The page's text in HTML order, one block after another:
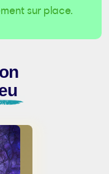
sur place.